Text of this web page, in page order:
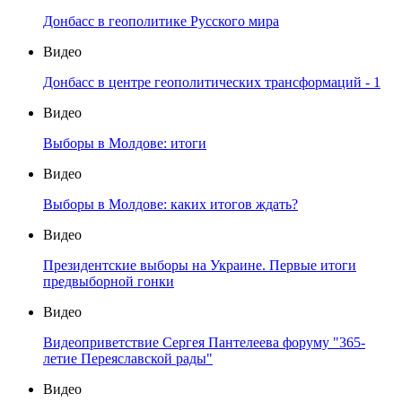
Донбасс в геополитике Русского мира
Видео
Донбасс в центре геополитических трансформаций - 1
Видео
Выборы в Молдове: итоги
Видео
Выборы в Молдове: каких итогов ждать?
Видео
Президентские выборы на Украине. Первые итоги
предвыборной гонки
Видео
Видеоприветствие Сергея Пантелеева форуму "365-
летие Переяславской рады"
Видео